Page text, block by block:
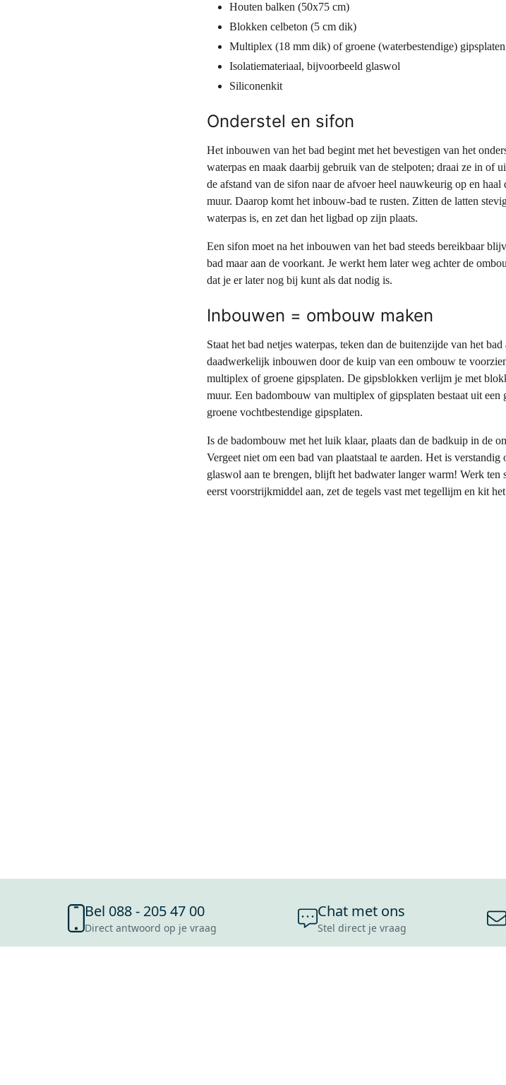
Houten balken (50x75 cm)
Blokken celbeton (5 cm dik)
Multiplex (18 mm dik) of groene (waterbestendige)
Isolatiemateriaal, bijvoorbeeld glaswol
Siliconenkit
Onderstel en sifon
Het inbouwen van het bad begint met het bevestigen van het
waterpas en maak daarbij gebruik van de stelpoten; draai ze in of
de afstand van de sifon naar de afvoer heel nauwkeurig op en
muur. Daarop komt het inbouw-bad te rusten. Zitten de latten
waterpas is, en zet dan het ligbad op zijn plaats.
Een sifon moet na het inbouwen van het bad steeds bereikbaar
bad maar aan de voorkant. Je werkt hem later weg achter de
dat je er later nog bij kunt als dat nodig is.
Inbouwen = ombouw maken
Staat het bad netjes waterpas, teken dan de buitenzijde van het
daadwerkelijk inbouwen door de kuip van een ombouw te
multiplex of groene gipsplaten. De gipsblokken verlijm je met
muur. Een badombouw van multiplex of gipsplaten bestaat uit
groene vochtbestendige gipsplaten.
Is de badombouw met het luik klaar, plaats dan de badkuip in de
Vergeet niet om een bad van plaatstaal te aarden. Het is
glaswol aan te brengen, blijft het badwater langer warm! Werk
eerst voorstrijkmiddel aan, zet de tegels vast met tegellijm en kit
Bel 088 - 205 47 00
Direct antwoord op je vraag
Chat met ons
Stel direct je vraag